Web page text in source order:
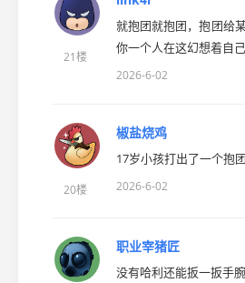
21楼
就抱团就抱团，抱团给
你一个人在这幻想着自
2026-6-02
20楼
椒盐烧鸡
17岁小孩打出了一个抱
2026-6-02
职业宰猪匠
没有哈利还能扳一扳手